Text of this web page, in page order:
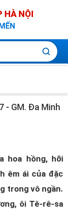
HÀ NỘI
- GM. Đa Minh
hoa hồng, hỡi
êm ái của đặc
trong vô ngần.
ôi Tê-rê-sa